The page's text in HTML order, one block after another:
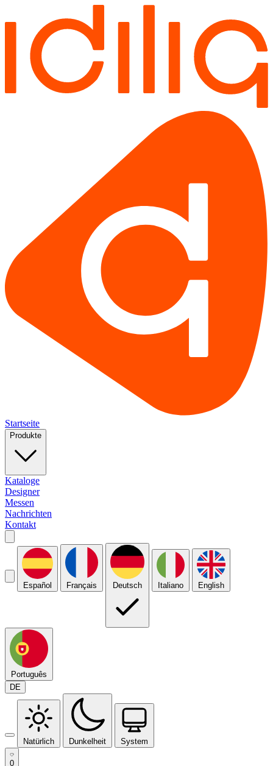
Startseite
Produkte
Kataloge
Designer
Messen
Nachrichten
Kontakt
Español Français Deutsch Italiano English
Português
DE
Natürlich Dunkelheit System
0